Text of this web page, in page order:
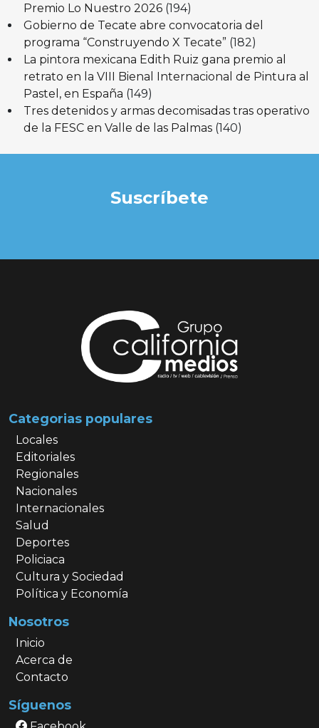
Premio Lo Nuestro 2026 (194)
Gobierno de Tecate abre convocatoria del
programa “Construyendo X Tecate” (182)
La pintora mexicana Edith Ruiz gana premio al
retrato en la VIII Bienal Internacional de Pintura al
Pastel, en España (149)
Tres detenidos y armas decomisadas tras operativo
de la FESC en Valle de las Palmas (140)
Suscríbete
Categorias populares
Locales
Editoriales
Regionales
Nacionales
Internacionales
Salud
Deportes
Policiaca
Cultura y Sociedad
Política y Economía
Nosotros
Inicio
Acerca de
Contacto
Síguenos